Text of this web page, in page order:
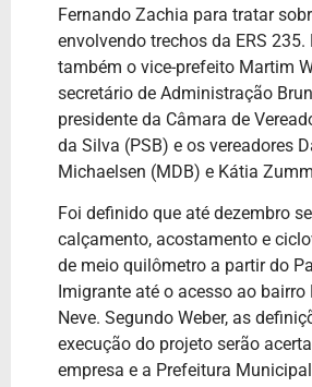
Fernando Zachia para tratar
envolvendo trechos da ERS
também o vice-prefeito Martim
secretário de Administração
presidente da Câmara de
da Silva (PSB) e os vereadores
Michaelsen (MDB) e Kátia
Foi definido que até dezembro
calçamento, acostamento e
de meio quilômetro a partir do
Imigrante até o acesso ao bairro
Neve. Segundo Weber, as
execução do projeto serão
empresa e a Prefeitura